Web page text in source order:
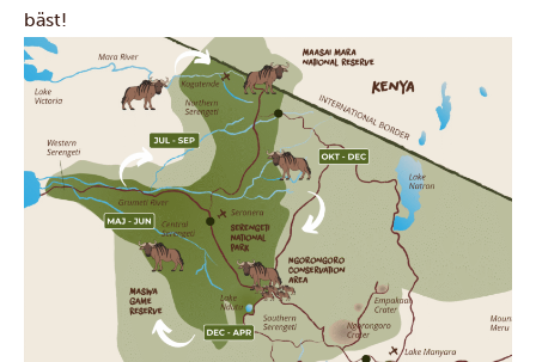
bäst!